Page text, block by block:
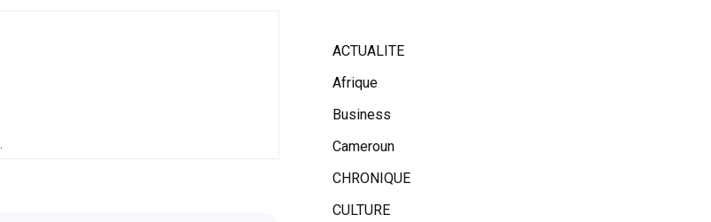
ACTUALITE
Afrique
Business
Cameroun
CHRONIQUE
CULTURE